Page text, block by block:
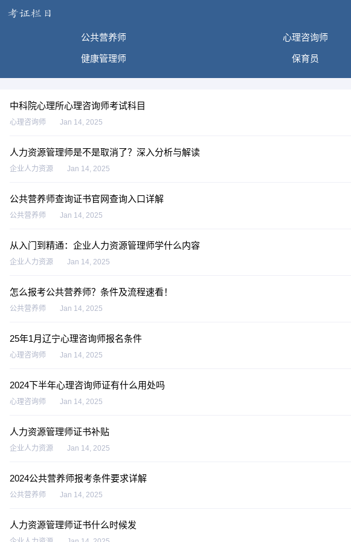
公共营养师 心理咨询师
健康管理师 保育员
中科院心理所心理咨询师考试科目
心理咨询师 Jan 14, 2025
人力资源管理师是不是取消了？深入分析与解读
企业人力资源 Jan 14, 2025
公共营养师查询证书官网查询入口详解
公共营养师 Jan 14, 2025
从入门到精通：企业人力资源管理师学什么内容
企业人力资源 Jan 14, 2025
怎么报考公共营养师？条件及流程速看！
公共营养师 Jan 14, 2025
25年1月辽宁心理咨询师报名条件
心理咨询师 Jan 14, 2025
2024下半年心理咨询师证有什么用处吗
心理咨询师 Jan 14, 2025
人力资源管理师证书补贴
企业人力资源 Jan 14, 2025
2024公共营养师报考条件要求详解
公共营养师 Jan 14, 2025
人力资源管理师证书什么时候发